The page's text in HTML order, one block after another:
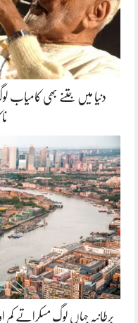
دنیا میں جتنے بھی
برطانیہ جہاں لوگ مسکراتے کم